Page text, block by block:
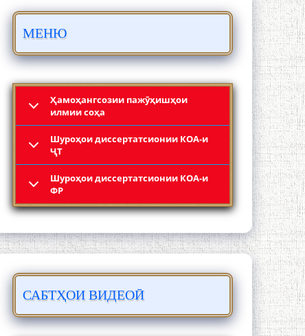
МЕНЮ
Ҳамоҳангсозии пажӯҳишҳои
илмии соҳа
Шyроҳои диссертатсионии КОА-и
ҶТ
Шyроҳои диссертатсионии КОА-и
ФР
САБТҲОИ ВИДЕОӢ
ОСОРХОНАИ МӮЪМИН ҚАНОАТ
Кадамчо Худои Шарифзода
Сайре дар Осорхона Муҳаммадҷон